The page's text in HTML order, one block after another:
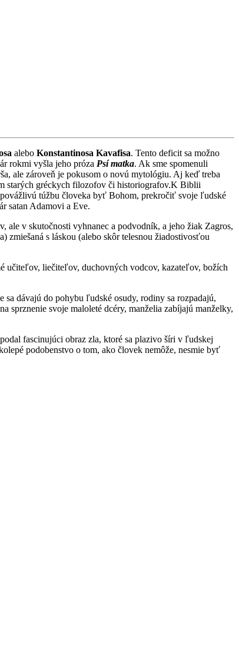
alebo Konstantinosa Kavafisa. Tento deficit sa možno
rokmi vyšla jeho próza Psí matka. Ak sme spomenuli
ale zároveň je pokusom o novú mytológiu. Aj keď treba
starých gréckych filozofov či historiografov.K Biblii
túžbu človeka byť Bohom, prekročiť svoje ľudské
satan Adamovi a Eve.
ale v skutočnosti vyhnanec a podvodník, a jeho žiak Zagros,
s láskou (alebo skôr telesnou žiadostivosťou
učiteľov, liečiteľov, duchovných vodcov, kazateľov, božích
dávajú do pohybu ľudské osudy, rodiny sa rozpadajú,
sprznenie svoje maloleté dcéry, manželia zabíjajú manželky,
podal fascinujúci obraz zla, ktoré sa plazivo šíri v ľudskej
podobenstvo o tom, ako človek nemôže, nesmie byť